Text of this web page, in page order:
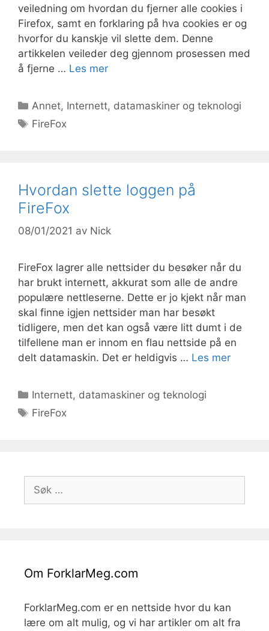
veiledning om hvordan du fjerner alle cookies i
Firefox, samt en forklaring på hva cookies er og
hvorfor du kanskje vil slette dem. Denne
artikkelen veileder deg gjennom prosessen med
å fjerne … Les mer
Kategorier
Annet, Internett, datamaskiner og teknologi
Stikkord
FireFox
Hvordan slette loggen på
FireFox
08/01/2021 av Nick
FireFox lagrer alle nettsider du besøker når du
har brukt internett, akkurat som alle de andre
populære nettleserne. Dette er jo kjekt når man
skal finne igjen nettsider man har besøkt
tidligere, men det kan også være litt dumt i de
tilfellene man er innom en flau nettside på en
delt datamaskin. Det er heldigvis … Les mer
Kategorier
Internett, datamaskiner og teknologi
Stikkord
FireFox
Søk
etter:
Om ForklarMeg.com
ForklarMeg.com er en nettside hvor du kan
lære om alt mulig, og vi har artikler om alt fra